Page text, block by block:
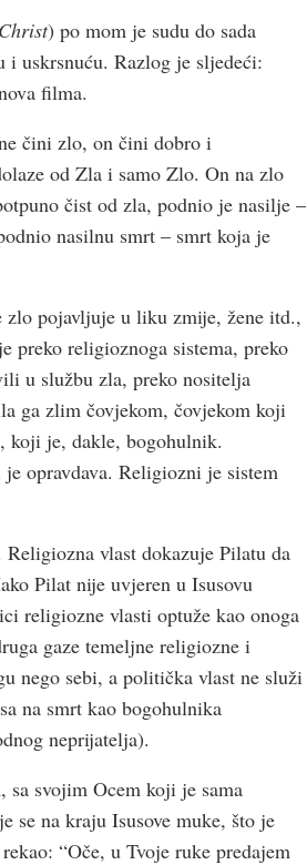
) po mom je sudu do sada
uskrsnuću. Razlog je sljedeći:
filma.
čini zlo, on čini dobro i
od Zla i samo Zlo. On na zlo
čist od zla, podnio je nasilje –
nasilnu smrt – smrt koja je
pojavljuje u liku zmije, žene itd.,
preko religioznoga sistema, preko
u službu zla, preko nositelja
ga zlim čovjekom, čovjekom koji
koji je, dakle, bogohulnik.
opravdava. Religiozni je sistem
vlast dokazuje Pilatu da
Pilat nije uvjeren u Isusovu
religiozne vlasti optuže kao onoga
gaze temeljne religiozne i
nego sebi, a politička vlast ne služi
na smrt kao bogohulnika
neprijatelja).
sa svojim Ocem koji je sama
se na kraju Isusove muke, što je
“Oče, u Tvoje ruke predajem